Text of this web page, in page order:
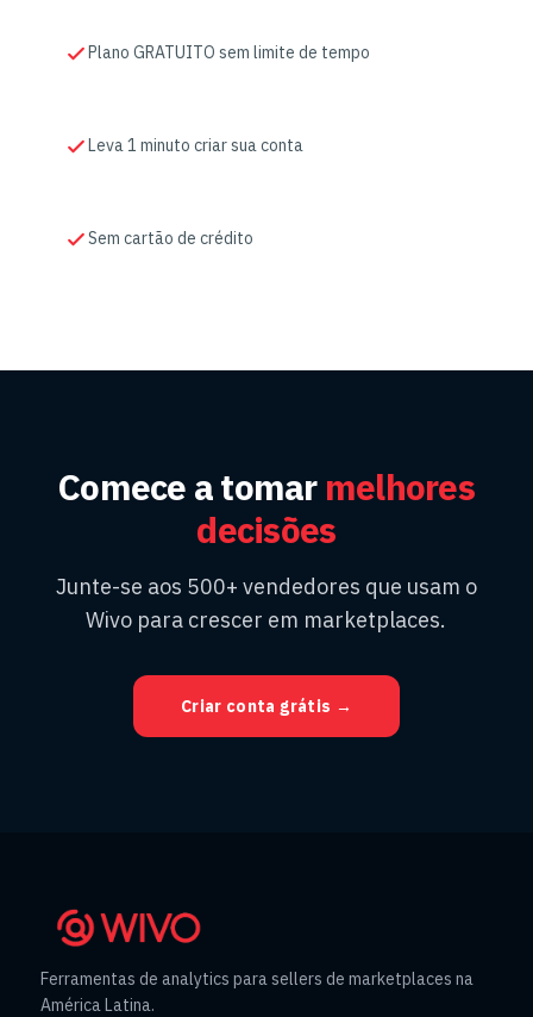
Plano GRATUITO sem limite de tempo
Leva 1 minuto criar sua conta
Sem cartão de crédito
Comece a tomar melhores
decisões
Junte-se aos 500+ vendedores que usam o
Wivo para crescer em marketplaces.
Criar conta grátis →
Ferramentas de analytics para sellers de marketplaces na
América Latina.